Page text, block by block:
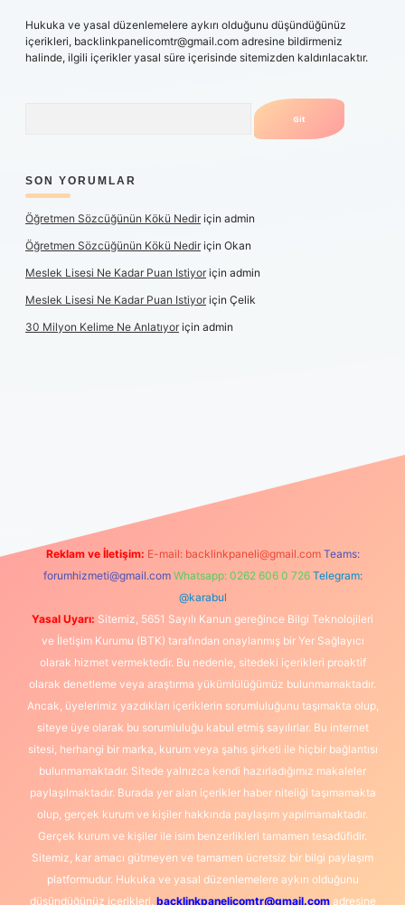
Hukuka ve yasal düzenlemelere aykırı olduğunu düşündüğünüz
içerikleri, backlinkpanelicomtr@gmail.com adresine bildirmeniz
halinde, ilgili içerikler yasal süre içerisinde sitemizden kaldırılacaktır.
SON YORUMLAR
Öğretmen Sözcüğünün Kökü Nediriçin admin
Öğretmen Sözcüğünün Kökü Nediriçin Okan
Meslek Lisesi Ne Kadar Puan Istiyoriçin admin
Meslek Lisesi Ne Kadar Puan Istiyoriçin Çelik
30 Milyon Kelime Ne Anlatıyoriçin admin
elexbetgiris.org
Reklam ve İletişim: E-mail: backlinkpaneli@gmail.com Teams:
forumhizmeti@gmail.com Whatsapp: 0262 606 0 726 Telegram:
@karabul
Yasal Uyarı: Sitemiz, 5651 Sayılı Kanun gereğince Bilgi Teknolojileri
ve İletişim Kurumu (BTK) tarafından onaylanmış bir Yer Sağlayıcı
olarak hizmet vermektedir. Bu nedenle, sitedeki içerikleri proaktif
olarak denetleme veya araştırma yükümlülüğümüz bulunmamaktadır.
Ancak, üyelerimiz yazdıkları içeriklerin sorumluluğunu taşımakta olup,
siteye üye olarak bu sorumluluğu kabul etmiş sayılırlar. Bu internet
sitesi, herhangi bir marka, kurum veya şahıs şirketi ile hiçbir bağlantısı
bulunmamaktadır. Sitede yalnızca kendi hazırladığımız makaleler
paylaşılmaktadır. Burada yer alan içerikler haber niteliği taşımamakta
olup, gerçek kurum ve kişiler hakkında paylaşım yapılmamaktadır.
Gerçek kurum ve kişiler ile isim benzerlikleri tamamen tesadüfidir.
Sitemiz, kar amacı gütmeyen ve tamamen ücretsiz bir bilgi paylaşım
platformudur. Hukuka ve yasal düzenlemelere aykırı olduğunu
düşündüğünüz içerikleri, backlinkpanelicomtr@gmail.comadresine